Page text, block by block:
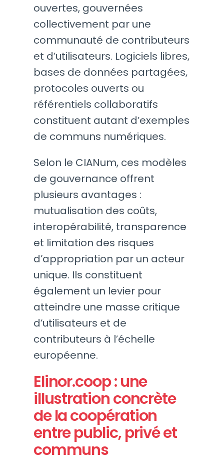
ouvertes, gouvernées
collectivement par une
communauté de contributeurs
et d’utilisateurs. Logiciels libres,
bases de données partagées,
protocoles ouverts ou
référentiels collaboratifs
constituent autant d’exemples
de communs numériques.
Selon le CIANum, ces modèles
de gouvernance offrent
plusieurs avantages :
mutualisation des coûts,
interopérabilité, transparence
et limitation des risques
d’appropriation par un acteur
unique. Ils constituent
également un levier pour
atteindre une masse critique
d’utilisateurs et de
contributeurs à l’échelle
européenne.
Elinor.coop : une
illustration concrète
de la coopération
entre public, privé et
communs